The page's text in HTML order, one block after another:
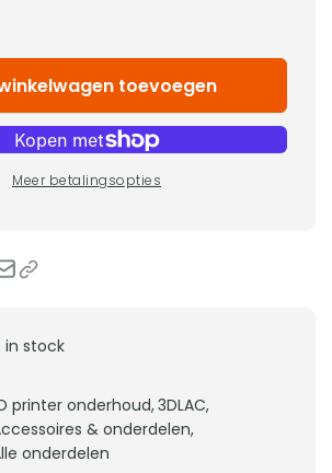
toevoegen
Meer betalingsopties
in stock
printer onderhoud,3DLAC,
& onderdelen,
onderdelen